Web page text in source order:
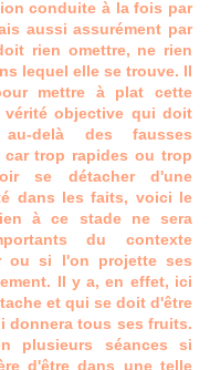
conduite à la fois par
aussi assurément par
rien omettre, ne rien
lequel elle se trouve. Il
mettre à plat cette
vérité objective qui doit
delà des fausses
car trop rapides ou trop
se détacher d'une
dans les faits, voici le
à ce stade ne sera
du contexte
ou si l'on projette ses
Il y a, en effet, ici
et qui se doit d'être
donnera tous ses fruits.
plusieurs séances si
d'être dans une telle